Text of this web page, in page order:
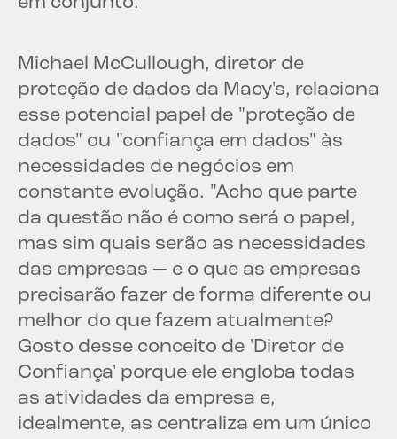
Michael McCullough, diretor de
proteção de dados da Macy's, relaciona
esse potencial papel de "proteção de
dados" ou "confiança em dados" às
necessidades de negócios em
constante evolução. "Acho que parte
da questão não é como será o papel,
mas sim quais serão as necessidades
das empresas — e o que as empresas
precisarão fazer de forma diferente ou
melhor do que fazem atualmente?
Gosto desse conceito de 'Diretor de
Confiança' porque ele engloba todas
as atividades da empresa e,
idealmente, as centraliza em um único